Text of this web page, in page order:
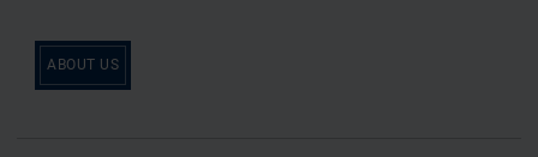
ABOUT US